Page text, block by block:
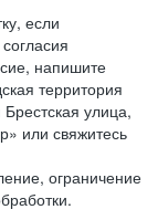
если
напишите
территория
улица,
или свяжитесь
ограничение